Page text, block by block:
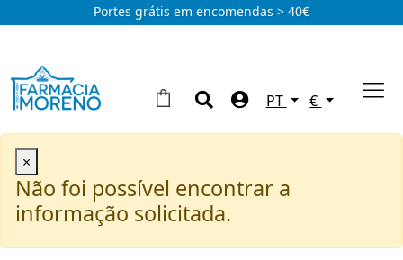
Portes grátis em encomendas > 40€
PT €
×
Não foi possível encontrar a
informação solicitada.